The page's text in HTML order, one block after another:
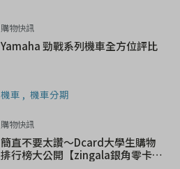
購物快訊
Yamaha 勁戰系列機車全方位評比
機車 機車分期
購物快訊
簡直不要太讚～Dcard大學生購物
排行榜大公開【zingala銀角零卡年